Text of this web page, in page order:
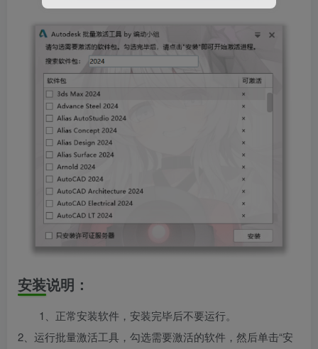
安装说明：
1、正常安装软件，安装完毕后不要运行。
2、运行批量激活工具，勾选需要激活的软件，然后单击“安